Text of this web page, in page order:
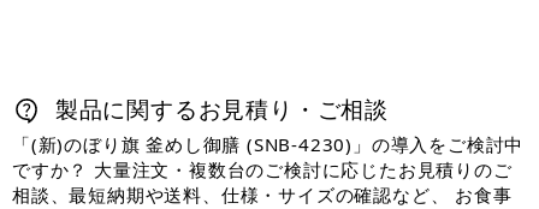
製品に関するお見積り・ご相談
「(新)のぼり旗 釜めし御膳 (SNB-4230)」の導入をご検討中
ですか？ 大量注文・複数台のご検討に応じたお見積りのご
相談、最短納期や送料、仕様・サイズの確認など、 お食事